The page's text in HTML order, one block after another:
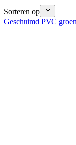
Sorteren op
Geschuimd PVC